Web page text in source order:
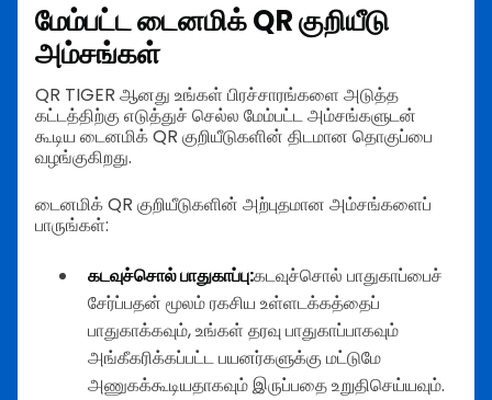
மேம்பட்ட டைனமிக் QR குறியீடு
அம்சங்கள்
QR TIGER ஆனது உங்கள் பிரச்சாரங்களை அடுத்த
கட்டத்திற்கு எடுத்துச் செல்ல மேம்பட்ட அம்சங்களுடன்
கூடிய டைனமிக் QR குறியீடுகளின் திடமான தொகுப்பை
வழங்குகிறது.
டைனமிக் QR குறியீடுகளின் அற்புதமான அம்சங்களைப்
பாருங்கள்:
கடவுச்சொல் பாதுகாப்பு:கடவுச்சொல் பாதுகாப்பைச்
சேர்ப்பதன் மூலம் ரகசிய உள்ளடக்கத்தைப்
பாதுகாக்கவும், உங்கள் தரவு பாதுகாப்பாகவும்
அங்கீகரிக்கப்பட்ட பயனர்களுக்கு மட்டுமே
அணுகக்கூடியதாகவும் இருப்பதை உறுதிசெய்யவும்.